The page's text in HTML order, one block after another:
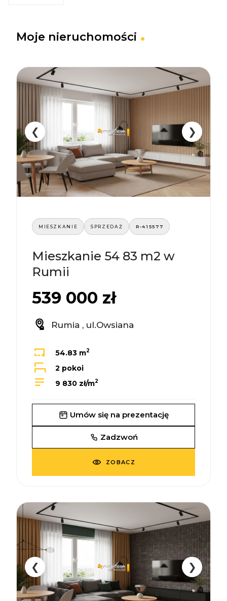
Moje nieruchomości
❮ ❯
MIESZKANIE SPRZEDAŻ R-415577
Mieszkanie 54 83 m2 w
Rumii
539 000 zł
Rumia , ul.Owsiana
54.83 m2
2 pokoi
9 830 zł/m2
Umów się na prezentację
Zadzwoń
ZOBACZ
❮ ❯